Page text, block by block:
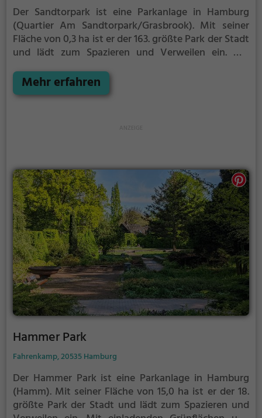
Der Sandtorpark ist eine Parkanlage in Hamburg
(Quartier Am Sandtorpark/Grasbrook). Mit seiner
Fläche von 0,3 ha ist er der 163. größte Park der Stadt
und lädt zum Spazieren und Verweilen ein. Mit
bietet der Sandtorpark zahlreiche Möglichkeiten zur
Entspannung.
Mehr erfahren
Hammer Park
Fahrenkamp, 20535 Hamburg
Der Hammer Park ist eine Parkanlage in Hamburg
(Hamm). Mit seiner Fläche von 15,0 ha ist er der 18.
größte Park der Stadt und lädt zum Spazieren und